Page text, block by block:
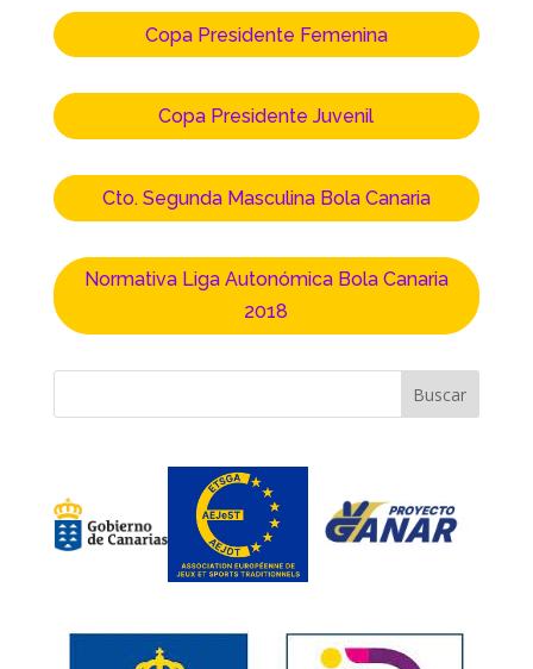
Copa Presidente Femenina
Copa Presidente Juvenil
Cto. Segunda Masculina Bola Canaria
Normativa Liga Autonómica Bola Canaria
2018